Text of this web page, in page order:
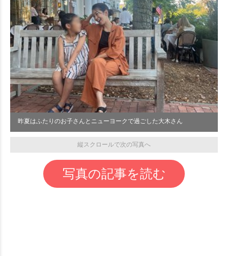
昨夏はふたりのお子さんとニューヨークで過ごした大木さん
縦スクロールで次の写真へ
写真の記事を読む